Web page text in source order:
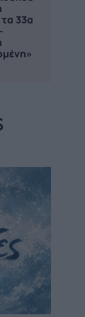
33α